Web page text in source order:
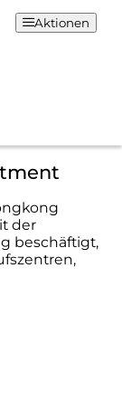
Aktionen
der
beschäftigt,